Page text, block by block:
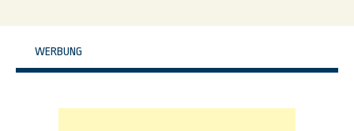
WERBUNG